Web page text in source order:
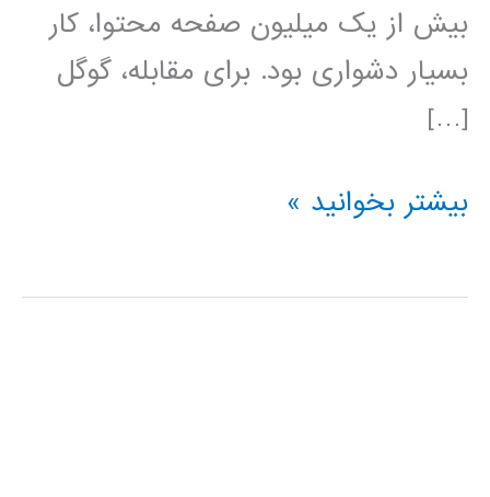
بیش از یک میلیون صفحه محتوا، کار
بسیار دشواری بود. برای مقابله، گوگل
[…]
آموزش
هدوپ
بیشتر بخوانید »